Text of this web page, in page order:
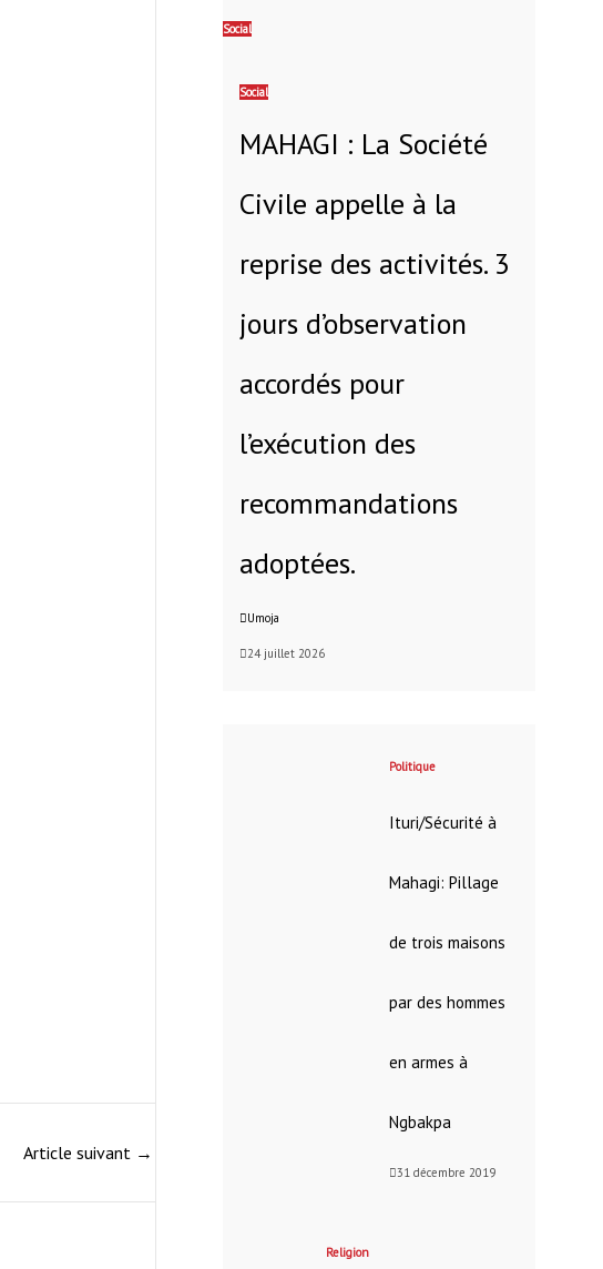
Article suivant →
Social
Social
MAHAGI : La Société
Civile appelle à la
reprise des activités. 3
jours d’observation
accordés pour
l’exécution des
recommandations
adoptées.
Umoja
24 juillet 2026
Politique
Ituri/Sécurité à
Mahagi: Pillage
de trois maisons
par des hommes
en armes à
Ngbakpa
31 décembre 2019
Religion